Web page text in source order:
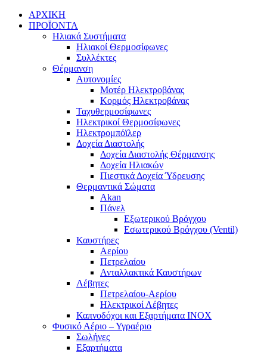
ΑΡΧΙΚΗ
ΠΡΟΪΟΝΤΑ
Ηλιακά Συστήματα
Ηλιακοί Θερμοσίφωνες
Συλλέκτες
Θέρμανση
Αυτονομίες
Μοτέρ Ηλεκτροβάνας
Κορμός Ηλεκτροβάνας
Ταχυθερμοσίφωνες
Ηλεκτρικοί Θερμοσίφωνες
Ηλεκτρομπόϊλερ
Δοχεία Διαστολής
Δοχεία Διαστολής Θέρμανσης
Δοχεία Ηλιακών
Πιεστικά Δοχεία Ύδρευσης
Θερμαντικά Σώματα
Akan
Πάνελ
Εξωτερικού Βρόγχου
Εσωτερικού Βρόγχου (Ventil)
Καυστήρες
Αερίου
Πετρελαίου
Ανταλλακτικά Καυστήρων
Λέβητες
Πετρελαίου-Αερίου
Ηλεκτρικοί Λέβητες
Καπνοδόχοι και Εξαρτήματα ΙΝΟΧ
Φυσικό Αέριο – Υγραέριο
Σωλήνες
Εξαρτήματα